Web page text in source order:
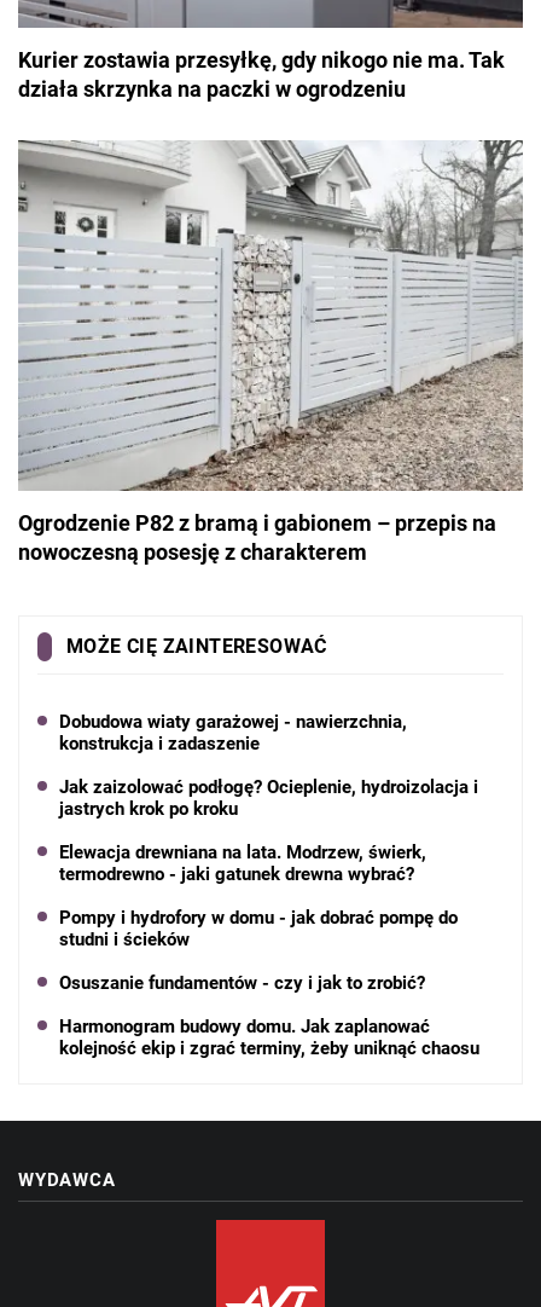
Kurier zostawia przesyłkę, gdy nikogo nie ma. Tak
działa skrzynka na paczki w ogrodzeniu
Ogrodzenie P82 z bramą i gabionem – przepis na
nowoczesną posesję z charakterem
MOŻE CIĘ ZAINTERESOWAĆ
Dobudowa wiaty garażowej - nawierzchnia,
konstrukcja i zadaszenie
Jak zaizolować podłogę? Ocieplenie, hydroizolacja i
jastrych krok po kroku
Elewacja drewniana na lata. Modrzew, świerk,
termodrewno - jaki gatunek drewna wybrać?
Pompy i hydrofory w domu - jak dobrać pompę do
studni i ścieków
Osuszanie fundamentów - czy i jak to zrobić?
Harmonogram budowy domu. Jak zaplanować
kolejność ekip i zgrać terminy, żeby uniknąć chaosu
WYDAWCA